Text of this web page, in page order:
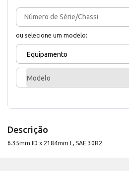
ou selecione um modelo:
Equipamento
Modelo
Descrição
6.35mm ID x 2184mm L, SAE 30R2